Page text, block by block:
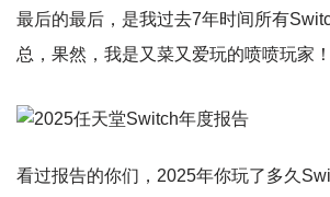
最后的最后，是我过去7年时间所有
总，果然，我是又菜又爱玩的喷喷玩家！
看过报告的你们，2025年你玩了多久